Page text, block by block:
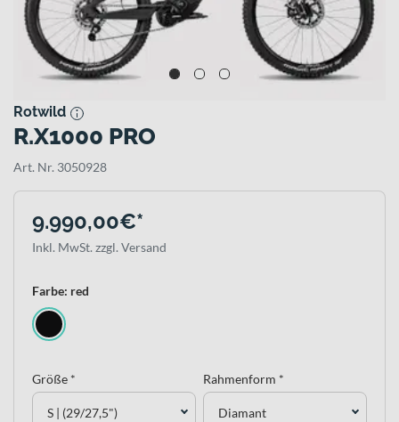
Rotwild
R.X1000 PRO
Art. Nr. 3050928
9.990,00€*
Inkl. MwSt. zzgl. Versand
Farbe: red
Größe *
S | (29/27,5")
Rahmenform *
Diamant